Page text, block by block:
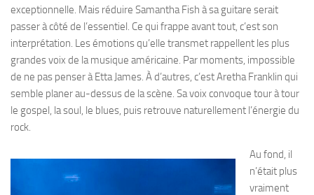
exceptionnelle. Mais réduire Samantha Fish à sa guitare serait
passer à côté de l’essentiel. Ce qui frappe avant tout, c’est son
interprétation. Les émotions qu’elle transmet rappellent les plus
grandes voix de la musique américaine. Par moments, impossible
de ne pas penser à Etta James. À d’autres, c’est Aretha Franklin qui
semble planer au-dessus de la scène. Sa voix convoque tour à tour
le gospel, la soul, le blues, puis retrouve naturellement l’énergie du
rock.
Au fond, il
n’était plus
vraiment